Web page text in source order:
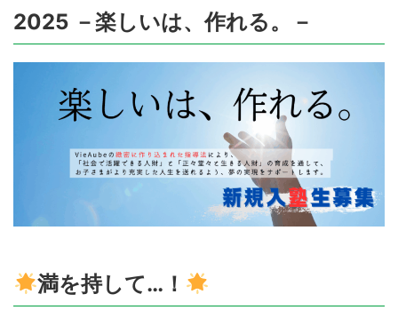
2025 －楽しいは、作れる。－
満を持して…！